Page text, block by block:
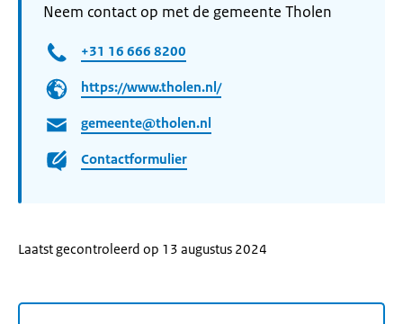
Neem contact op met de gemeente Tholen
+31 16 666 8200
https://www.tholen.nl/
gemeente@tholen.nl
Contactformulier
Laatst gecontroleerd op 13 augustus 2024